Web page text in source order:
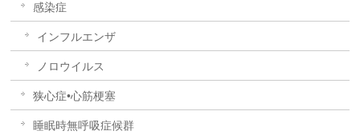
感染症
インフルエンザ
ノロウイルス
狭心症•心筋梗塞
睡眠時無呼吸症候群